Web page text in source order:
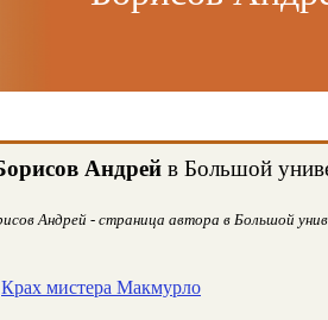
Андрейв Большой
Андрей - страница автора в Большой
Крах мистера Макмурло